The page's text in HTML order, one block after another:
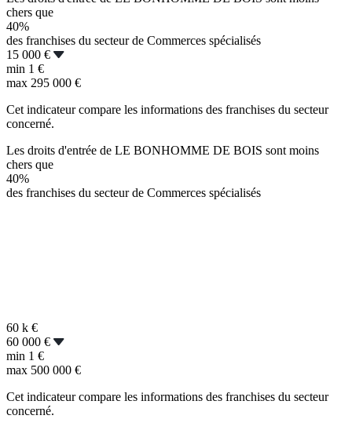
chers que
40%
des franchises du secteur de Commerces spécialisés
15 000 €
min 1 €
max 295 000 €
Cet indicateur compare les informations des franchises du secteur
concerné.
Les droits d'entrée de LE BONHOMME DE BOIS sont moins
chers que
40%
des franchises du secteur de Commerces spécialisés
60 k €
60 000 €
min 1 €
max 500 000 €
Cet indicateur compare les informations des franchises du secteur
concerné.